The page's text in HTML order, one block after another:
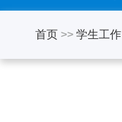
首页 >> 学生工作